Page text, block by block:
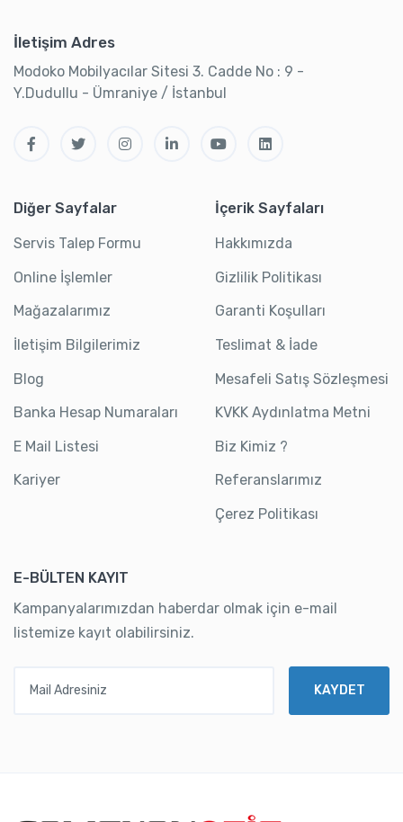
İletişim Adres
Modoko Mobilyacılar Sitesi 3. Cadde No : 9 -
Y.Dudullu - Ümraniye / İstanbul
Diğer Sayfalar
Servis Talep Formu
Online İşlemler
Mağazalarımız
İletişim Bilgilerimiz
Blog
Banka Hesap Numaraları
E Mail Listesi
Kariyer
İçerik Sayfaları
Hakkımızda
Gizlilik Politikası
Garanti Koşulları
Teslimat & İade
Mesafeli Satış Sözleşmesi
KVKK Aydınlatma Metni
Biz Kimiz ?
Referanslarımız
Çerez Politikası
E-BÜLTEN KAYIT
Kampanyalarımızdan haberdar olmak için e-mail
listemize kayıt olabilirsiniz.
KAYDET